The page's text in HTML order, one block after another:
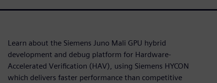
Learn about the Siemens Juno Mali GPU hybrid
development and debug platform for Hardware-
Accelerated Verification (HAV), using Siemens HYCON
which delivers faster performance than competitive